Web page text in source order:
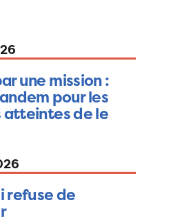
une mission :
pour les
atteintes de le
refuse de